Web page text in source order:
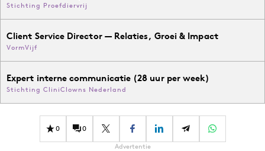
Stichting Proefdiervrij
Client Service Director — Relaties, Groei & Impact
VormVijf
Expert interne communicatie (28 uur per week)
Stichting CliniClowns Nederland
0 0
Advertentie